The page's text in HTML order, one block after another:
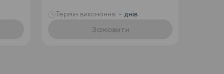
Термін виконання: - днів
Замовити